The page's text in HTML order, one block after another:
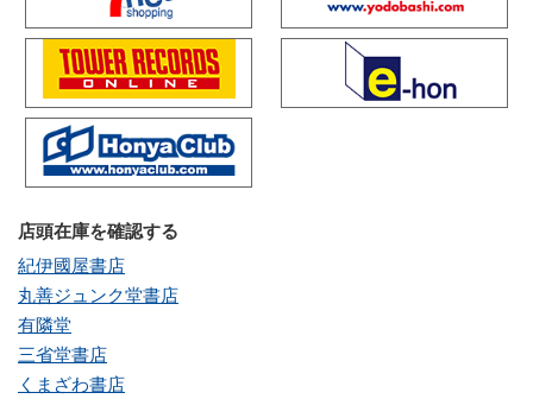
店頭在庫を確認する
紀伊國屋書店
丸善ジュンク堂書店
有隣堂
三省堂書店
くまざわ書店